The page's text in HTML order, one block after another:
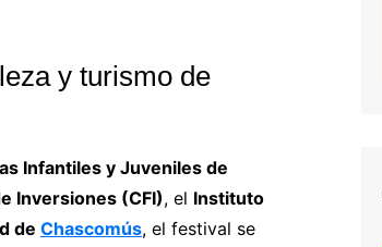
y turismo de
Infantiles y Juveniles de
Inversiones (CFI), el Instituto
de Chascomús, el festival se